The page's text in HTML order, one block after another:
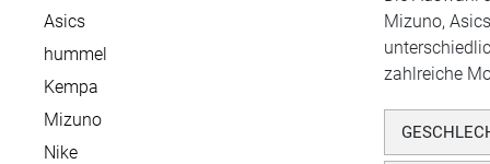
Asics
hummel
Kempa
Mizuno
Nike
Mizuno,
zahlreiche